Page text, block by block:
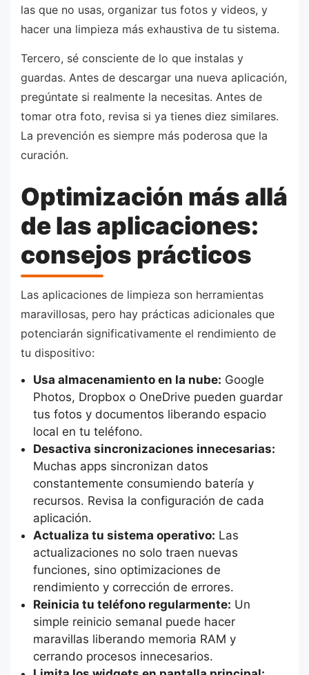
las que no usas, organizar tus fotos y videos, y
hacer una limpieza más exhaustiva de tu sistema.
Tercero, sé consciente de lo que instalas y
guardas. Antes de descargar una nueva aplicación,
pregúntate si realmente la necesitas. Antes de
tomar otra foto, revisa si ya tienes diez similares.
La prevención es siempre más poderosa que la
curación.
Optimización más allá
de las aplicaciones:
consejos prácticos
Las aplicaciones de limpieza son herramientas
maravillosas, pero hay prácticas adicionales que
potenciarán significativamente el rendimiento de
tu dispositivo:
Usa almacenamiento en la nube: Google
Photos, Dropbox o OneDrive pueden guardar
tus fotos y documentos liberando espacio
local en tu teléfono.
Desactiva sincronizaciones innecesarias:
Muchas apps sincronizan datos
constantemente consumiendo batería y
recursos. Revisa la configuración de cada
aplicación.
Actualiza tu sistema operativo: Las
actualizaciones no solo traen nuevas
funciones, sino optimizaciones de
rendimiento y corrección de errores.
Reinicia tu teléfono regularmente: Un
simple reinicio semanal puede hacer
maravillas liberando memoria RAM y
cerrando procesos innecesarios.